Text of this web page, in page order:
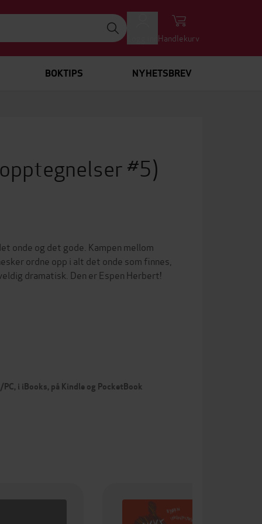
Handlekurv
BOKTIPS NYHETSBREV
#5)
onde og det gode. Kampen mellom
ordne opp i alt det onde som finnes,
dramatisk. Den er Espen Herbert!
i iBooks, på Kindle og PocketBook